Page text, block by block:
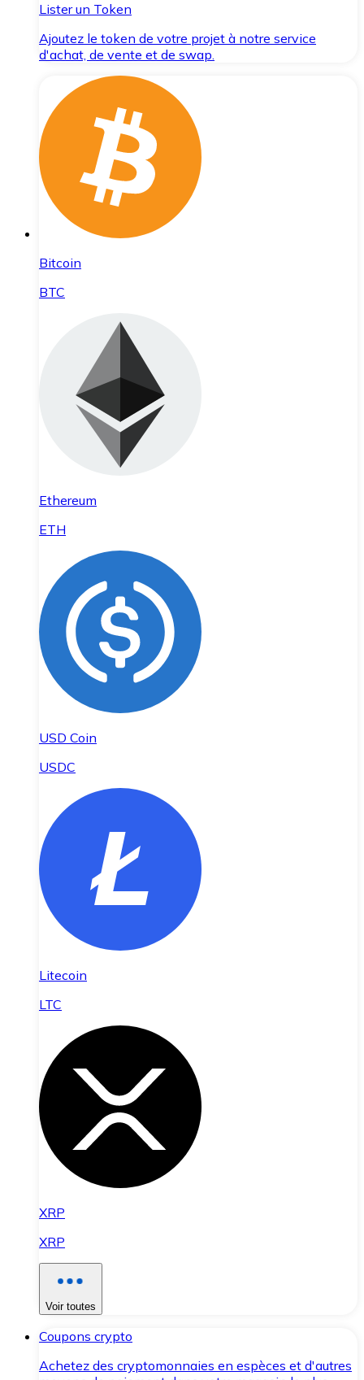
Lister un Token
Ajoutez le token de votre projet à notre service
d'achat, de vente et de swap.
Bitcoin
BTC
Ethereum
ETH
USD Coin
USDC
Litecoin
LTC
XRP
XRP
Voir toutes
Coupons crypto
Achetez des cryptomonnaies en espèces et d'autres